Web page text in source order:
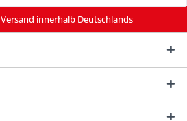
innerhalb Deutschlands